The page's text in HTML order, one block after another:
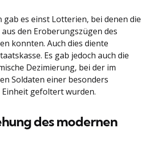
gab es einst Lotterien, bei denen die
den Eroberungszügen des
konnten. Auch dies diente
Es gab jedoch auch die
Dezimierung, bei der im
Soldaten einer besonders
gefoltert wurden.
des modernen